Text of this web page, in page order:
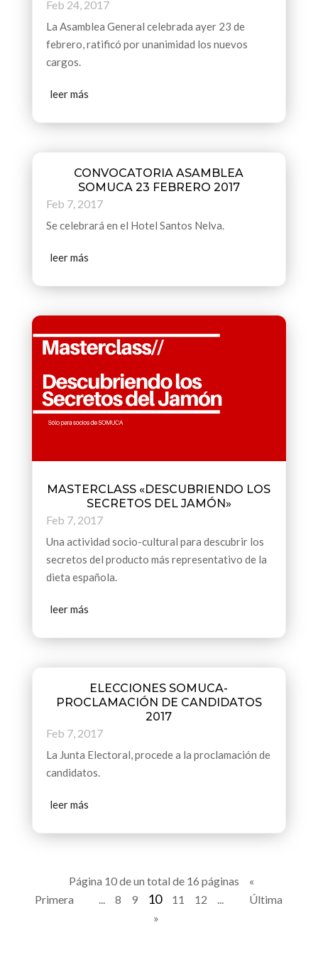
Feb 24, 2017
La Asamblea General celebrada ayer 23 de
febrero, ratificó por unanimidad los nuevos
cargos.
leer más
CONVOCATORIA ASAMBLEA
SOMUCA 23 FEBRERO 2017
Feb 7, 2017
Se celebrará en el Hotel Santos Nelva.
leer más
MASTERCLASS «DESCUBRIENDO LOS
SECRETOS DEL JAMÓN»
Feb 7, 2017
Una actividad socio-cultural para descubrir los
secretos del producto más representativo de la
dieta española.
leer más
ELECCIONES SOMUCA-
PROCLAMACIÓN DE CANDIDATOS
2017
Feb 7, 2017
La Junta Electoral, procede a la proclamación de
candidatos.
leer más
Página 10 de un total de 16 páginas
«
Primera
... 8 9 10 11 12 ...
Última
»